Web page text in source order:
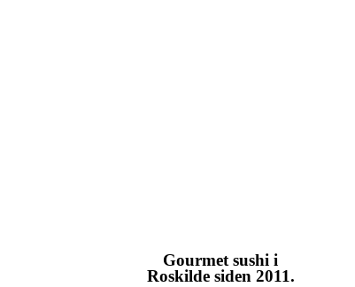
Gourmet sushi i
Roskilde siden 2011.